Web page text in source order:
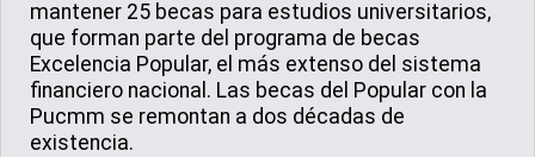
mantener 25 becas para estudios universitarios,
que forman parte del programa de becas
Excelencia Popular, el más extenso del sistema
financiero nacional. Las becas del Popular con la
Pucmm se remontan a dos décadas de
existencia.